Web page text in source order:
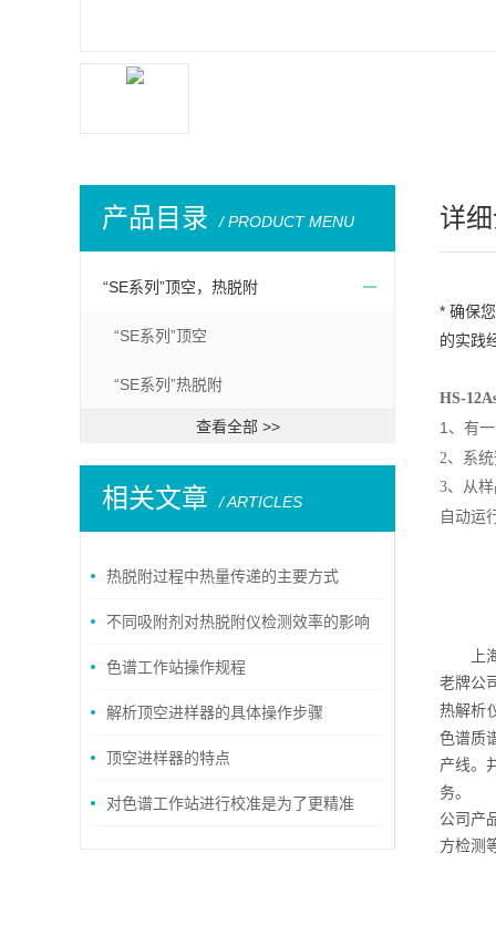
产品目录 / PRODUCT MENU
“SE系列”顶空，热脱附
“SE系列”顶空
“SE系列”热脱附
查看全部 >>
相关文章 / ARTICLES
热脱附过程中热量传递的主要方式
不同吸附剂对热脱附仪检测效率的影响
分析色谱工作站操作规程
解析顶空进样器的具体操作步骤
顶空进样器的特点
对色谱工作站进行校准是为了更精准
详
*确保
的实践
HS-
1 、 有
2、系
3、从
自动运
老牌公
热解析
色谱质
产线。
务。
公司产
方检测